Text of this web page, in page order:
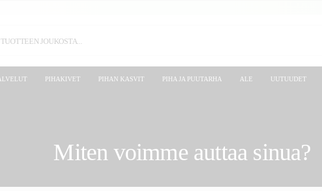
PIHAKIVET PIHAN KASVIT PIHA JA PUUTARHA ALE UUTUUDET
Miten voimme auttaa sinua?